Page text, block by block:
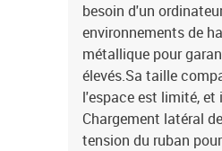
besoin d'un
environnements de
métallique pour
élevés.Sa taille
l'espace est limité,
Chargement latéral
tension du ruban